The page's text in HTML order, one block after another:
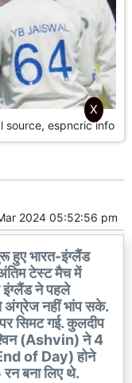
source, espncric info
2024 05:52:56 pm
हुए भारत-इंग्लैंड
टेस्ट मैच में
इंग्लैंड ने पहले
अंग्रेज नहीं भांप सके.
सिमट गई. कुलदीप
(Ashvin) ने 4
of Day) होने
बना लिए थे.
X